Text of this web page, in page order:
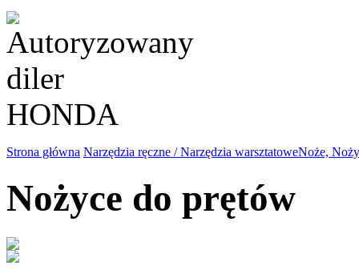
Strona główna Narzędzia ręczne / Narzędzia warsztatoweNoże,
Nożyce do prętów